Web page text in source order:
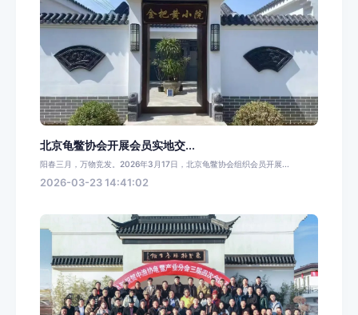
北京龟鳖协会开展会员实地交...
阳春三月，万物竞发。2026年3月17日，北京龟鳖协会组织会员开展...
2026-03-23 14:41:02